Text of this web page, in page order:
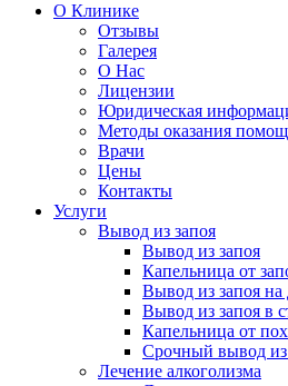
О Клинике
Отзывы
Галерея
О Нас
Лицензии
Юридическая
Методы оказания
Врачи
Цены
Контакты
Услуги
Вывод из запоя
Вывод из запоя
Капельница от
Вывод из запоя на
Вывод из запоя в
Капельница от
Срочный вывод из
Лечение алкоголизма